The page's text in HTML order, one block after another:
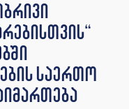
საერთო